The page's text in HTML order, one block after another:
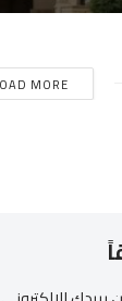
MORE